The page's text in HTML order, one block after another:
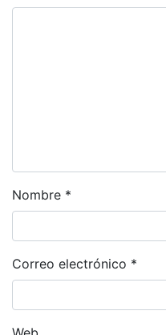
Nombre *
Correo electrónico *